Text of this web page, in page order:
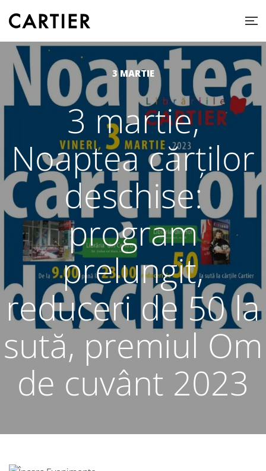
3 MARTIE
3 martie,
Noaptea cărților
deschise:
program
prelungit,
reduceri de 50 la
sută, premiul Om
de cuvânt 2023